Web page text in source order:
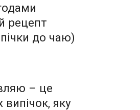
рецепт
до чаю)
– це
яку